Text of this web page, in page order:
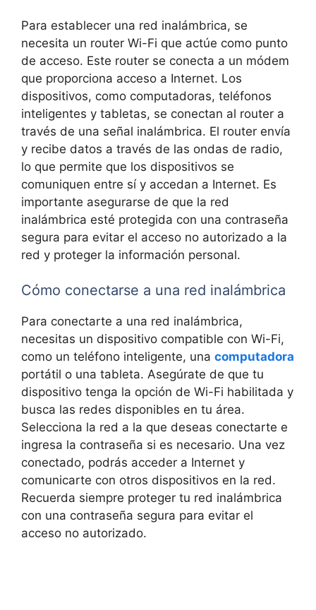
Para establecer una red inalámbrica, se
necesita un router Wi-Fi que actúe como punto
de acceso. Este router se conecta a un módem
que proporciona acceso a Internet. Los
dispositivos, como computadoras, teléfonos
inteligentes y tabletas, se conectan al router a
través de una señal inalámbrica. El router envía
y recibe datos a través de las ondas de radio,
lo que permite que los dispositivos se
comuniquen entre sí y accedan a Internet. Es
importante asegurarse de que la red
inalámbrica esté protegida con una contraseña
segura para evitar el acceso no autorizado a la
red y proteger la información personal.
Cómo conectarse a una red inalámbrica
Para conectarte a una red inalámbrica,
necesitas un dispositivo compatible con Wi-Fi,
como un teléfono inteligente, una computadora
portátil o una tableta. Asegúrate de que tu
dispositivo tenga la opción de Wi-Fi habilitada y
busca las redes disponibles en tu área.
Selecciona la red a la que deseas conectarte e
ingresa la contraseña si es necesario. Una vez
conectado, podrás acceder a Internet y
comunicarte con otros dispositivos en la red.
Recuerda siempre proteger tu red inalámbrica
con una contraseña segura para evitar el
acceso no autorizado.